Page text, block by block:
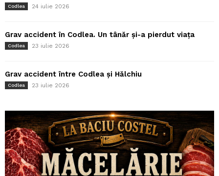
Codlea 24 iulie 2026
Grav accident în Codlea. Un tânăr și-a pierdut viața
Codlea 23 iulie 2026
Grav accident între Codlea și Hălchiu
Codlea 23 iulie 2026